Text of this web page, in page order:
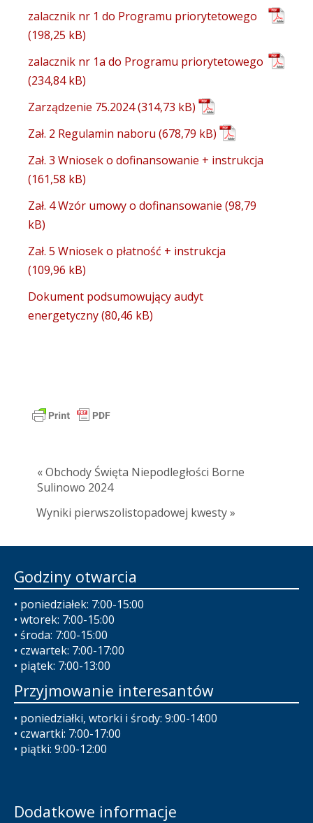
zalacznik nr 1 do Programu priorytetowego
zalacznik nr 1a do Programu priorytetowego
Zarządzenie 75.2024
Zał. 2 Regulamin naboru
Zał. 3 Wniosek o dofinansowanie + instrukcja
Zał. 4 Wzór umowy o dofinansowanie
Zał. 5 Wniosek o płatność + instrukcja
Dokument podsumowujący audyt
energetyczny
« Obchody Święta Niepodległości Borne
Sulinowo 2024
Wyniki pierwszolistopadowej kwesty »
Godziny otwarcia
• poniedziałek: 7:00-15:00
• wtorek: 7:00-15:00
• środa: 7:00-15:00
• czwartek: 7:00-17:00
• piątek: 7:00-13:00
Przyjmowanie interesantów
• poniedziałki, wtorki i środy: 9:00-14:00
• czwartki: 7:00-17:00
• piątki: 9:00-12:00
Dodatkowe informacje